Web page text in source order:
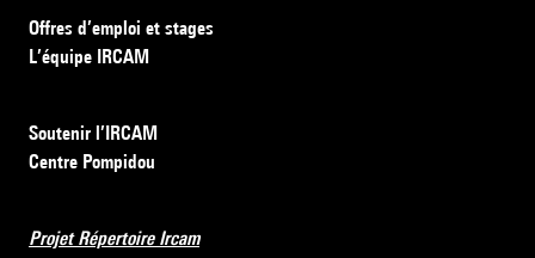
Offres d’emploi et stages
L’équipe IRCAM
Soutenir l’IRCAM
Centre Pompidou
Projet Répertoire Ircam